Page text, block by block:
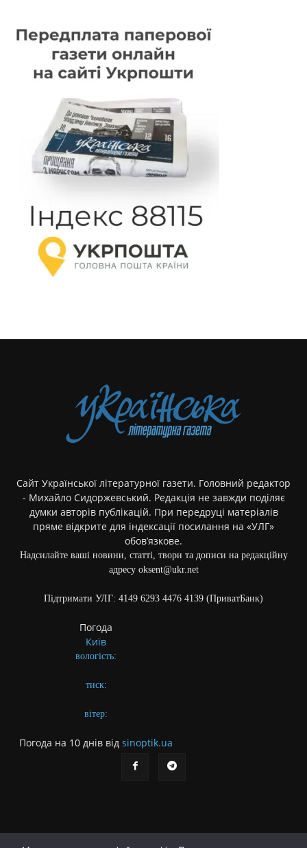
Сайт Української літературної газети. Головний редактор
- Михайло Сидоржевський. Редакція не завжди поділяє
думки авторів публікацій. При передруці матеріалів
пряме відкрите для індексації посилання на «УЛГ»
обов’язкове.
Надсилайте ваші новини, статті, твори та дописи на редакційну
адресу oksent@ukr.net
Підтримати УЛГ: 4149 6293 4476 4139 (ПриватБанк)
Погода
Київ
вологість:
тиск:
вітер:
Погода на 10 днів від sinoptik.ua